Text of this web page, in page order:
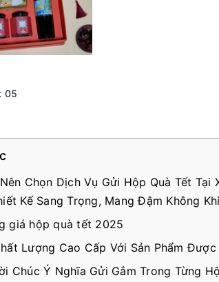
05
Chọn Dịch Vụ Gửi Hộp Quà Tết Tại
Kế Sang Trọng, Mang Đậm Không
giá hộp quà tết 2025
Lượng Cao Cấp Với Sản Phẩm
Chúc Ý Nghĩa Gửi Gắm Trong Từng